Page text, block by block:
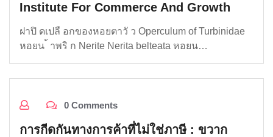
Institute For Commerce And Growth
ฝาปิ ดเปลื อกของหอยตาวั ว Operculum of Turbinidae
หอยน ้ าพริ ก Nerite Nerita belteata หอยน…
0 Comments
การกีดกันทางการค้าที่ไม่ใช่ภาษี : ขวาก